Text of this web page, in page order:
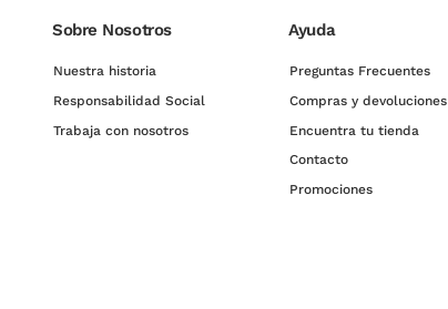
Sobre Nosotros
Nuestra historia
Responsabilidad Social
Trabaja con nosotros
Ayuda
Preguntas Frecuentes
Compras y devoluciones
Encuentra tu tienda
Contacto
Promociones